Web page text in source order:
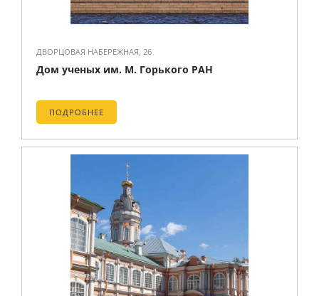
ДВОРЦОВАЯ НАБЕРЕЖНАЯ, 26
Дом ученых им. М. Горького РАН
ПОДРОБНЕЕ